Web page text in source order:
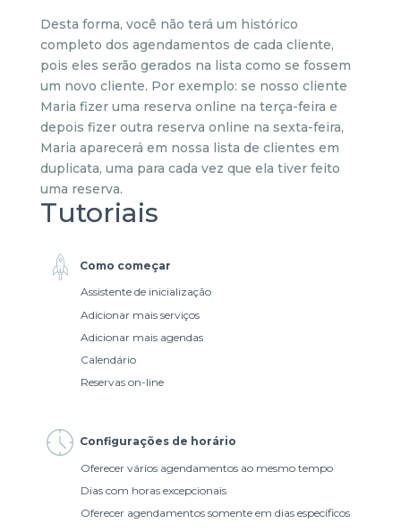
Desta forma, você não terá um histórico
completo dos agendamentos de cada cliente,
pois eles serão gerados na lista como se fossem
um novo cliente. Por exemplo: se nosso cliente
Maria fizer uma reserva online na terça-feira e
depois fizer outra reserva online na sexta-feira,
Maria aparecerá em nossa lista de clientes em
duplicata, uma para cada vez que ela tiver feito
uma reserva.
Tutoriais
Como começar
Assistente de inicialização
Adicionar mais serviços
Adicionar mais agendas
Calendário
Reservas on-line
Configurações de horário
Oferecer vários agendamentos ao mesmo tempo
Dias com horas excepcionais
Oferecer agendamentos somente em dias específicos